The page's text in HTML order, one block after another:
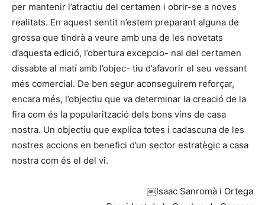
per mantenir l’atractiu del certamen i obrir-se a noves
realitats. En aquest sentit n’estem preparant alguna de
grossa que tindrà a veure amb una de les novetats
d’aquesta edició, l’obertura excepcio- nal del certamen
dissabte al matí amb l’objec- tiu d’afavorir el seu vessant
més comercial. De ben segur aconseguirem reforçar,
encara més, l’objectiu que va determinar la creació de la
fira com és la popularització dels bons vins de casa
nostra. Un objectiu que explica totes i cadascuna de les
nostres accions en benefici d’un sector estratègic a casa
nostra com és el del vi.
￼Isaac Sanromà i Ortega